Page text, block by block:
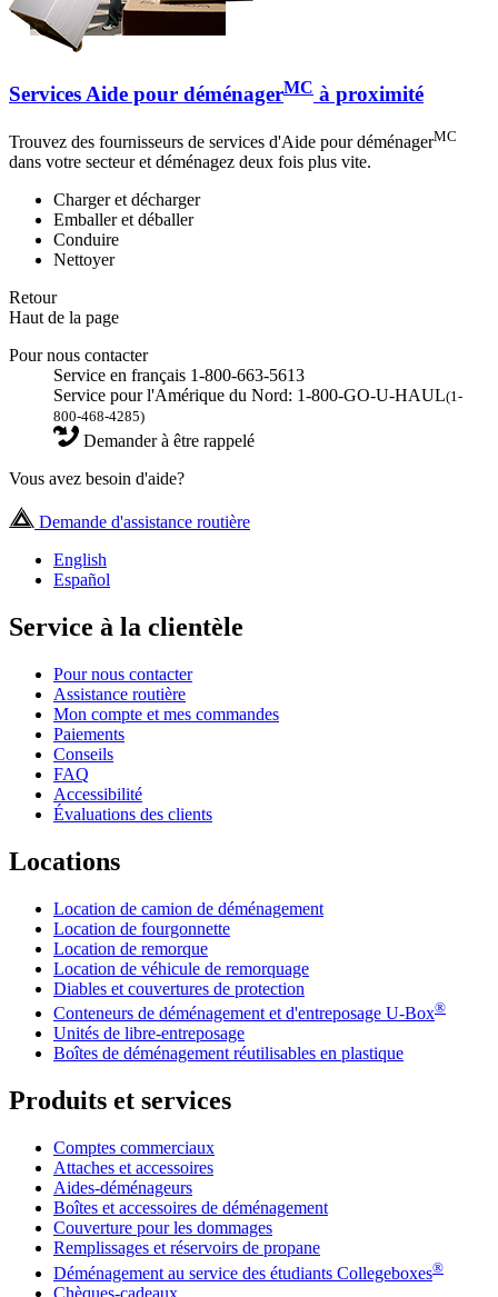
Services Aide pour déménagerMC à proximité
Trouvez des fournisseurs de services d'Aide pour déménagerMC
dans votre secteur et déménagez deux fois plus vite.
Charger et décharger
Emballer et déballer
Conduire
Nettoyer
Retour
Haut de la page
Pour nous contacter
Service en français 1-800-663-5613
Service pour l'Amérique du Nord: 1-800-GO-U-HAUL(1-
800-468-4285)
Demander à être rappelé
Vous avez besoin d'aide?
Demande d'assistance routière
English
Español
Service à la clientèle
Pour nous contacter
Assistance routière
Mon compte et mes commandes
Paiements
Conseils
FAQ
Accessibilité
Évaluations des clients
Locations
Location de camion de déménagement
Location de fourgonnette
Location de remorque
Location de véhicule de remorquage
Diables et couvertures de protection
Conteneurs de déménagement et d'entreposage U-Box®
Unités de libre-entreposage
Boîtes de déménagement réutilisables en plastique
Produits et services
Comptes commerciaux
Attaches et accessoires
Aides-déménageurs
Boîtes et accessoires de déménagement
Couverture pour les dommages
Remplissages et réservoirs de propane
Déménagement au service des étudiants Collegeboxes®
Chèques-cadeaux